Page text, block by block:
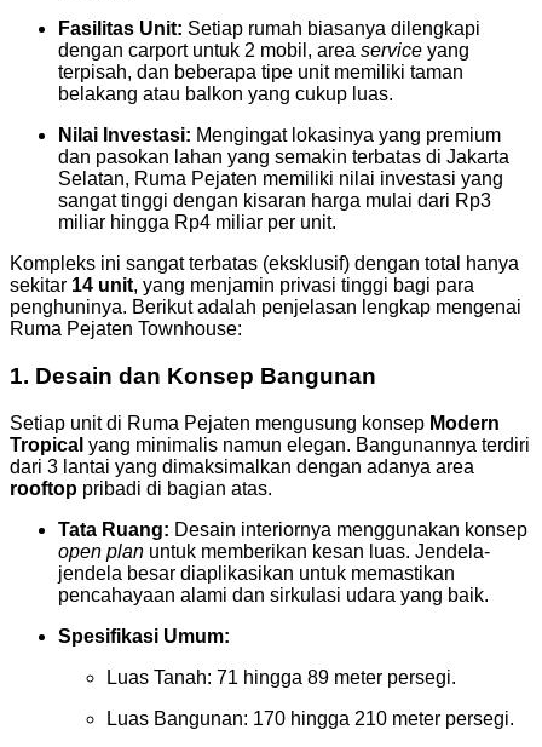
Fasilitas Unit: Setiap rumah biasanya dilengkapi
dengan carport untuk 2 mobil, area service yang
terpisah, dan beberapa tipe unit memiliki taman
belakang atau balkon yang cukup luas.
Nilai Investasi: Mengingat lokasinya yang premium
dan pasokan lahan yang semakin terbatas di Jakarta
Selatan, Ruma Pejaten memiliki nilai investasi yang
sangat tinggi dengan kisaran harga mulai dari Rp3
miliar hingga Rp4 miliar per unit.
Kompleks ini sangat terbatas (eksklusif) dengan total hanya
sekitar 14 unit, yang menjamin privasi tinggi bagi para
penghuninya. Berikut adalah penjelasan lengkap mengenai
Ruma Pejaten Townhouse:
1. Desain dan Konsep Bangunan
Setiap unit di Ruma Pejaten mengusung konsep Modern
Tropical yang minimalis namun elegan. Bangunannya terdiri
dari 3 lantai yang dimaksimalkan dengan adanya area
rooftop pribadi di bagian atas.
Tata Ruang: Desain interiornya menggunakan konsep
open plan untuk memberikan kesan luas. Jendela-
jendela besar diaplikasikan untuk memastikan
pencahayaan alami dan sirkulasi udara yang baik.
Spesifikasi Umum:
Luas Tanah: 71 hingga 89 meter persegi.
Luas Bangunan: 170 hingga 210 meter persegi.